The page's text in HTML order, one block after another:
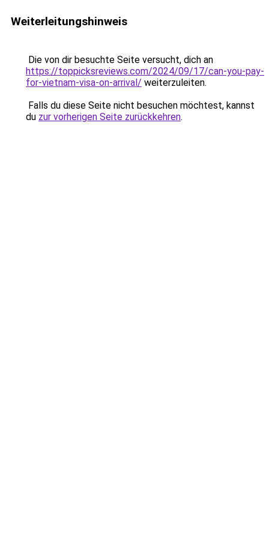
Weiterleitungshinweis
Die von dir besuchte Seite versucht, dich an
https://toppicksreviews.com/2024/09/17/can-you-pay-
for-vietnam-visa-on-arrival/ weiterzuleiten.
Falls du diese Seite nicht besuchen möchtest, kannst
du zur vorherigen Seite zurückkehren.